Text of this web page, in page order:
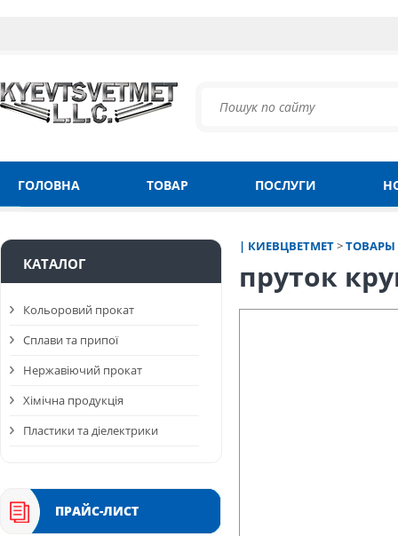
ГОЛОВНА ТОВАР ПОСЛУГИ
| КИЕВЦВЕТМЕТ>ТОВАРЫ
пруток
КАТАЛОГ
Кольоровий прокат
Сплави та припої
Нержавіючий прокат
Хімічна продукція
Пластики та діелектрики
ПРАЙС-ЛИСТ